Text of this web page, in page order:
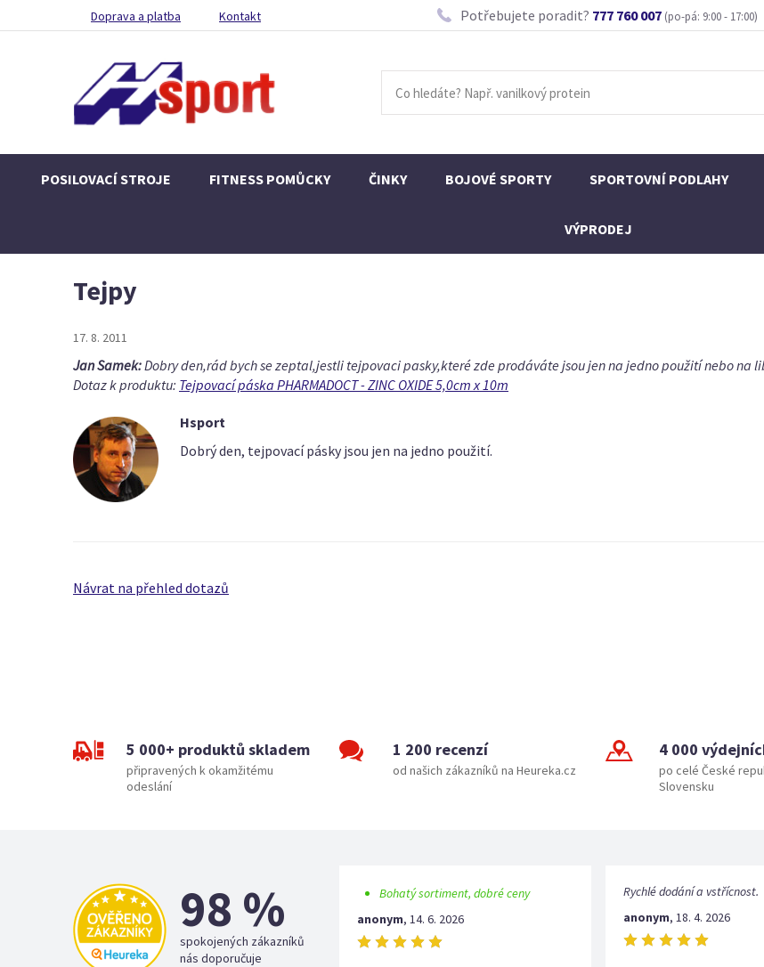
Doprava a platba Kontakt Potřebujete poradit? 777 760 007 (po-pá: 9:00 - 17:00)
POSILOVACÍ STROJE FITNESS POMŮCKY ČINKY BOJOVÉ SPORTY SPORTOVNÍ PODLAHY
VÝPRODEJ
Tejpy
17. 8. 2011
Jan Samek:Dobry den,rád bych se zeptal,jestli tejpovaci pasky,které zde prodáváte jsou jen na jedno použití nebo na
Dotaz k produktu: Tejpovací páska PHARMADOCT - ZINC OXIDE 5,0cm x 10m
Hsport
Dobrý den, tejpovací pásky jsou jen na jedno použití.
Návrat na přehled dotazů
5 000+ produktů skladem
připravených k okamžitému
odeslání
1 200 recenzí
od našich zákazníků na Heureka.cz
4 000
po celé České
Slovensku
98 %
spokojených zákazníků
nás doporučuje
Bohatý sortiment, dobré ceny
anonym, 14. 6. 2026
Rychlé dodání a vstřícnost.
anonym, 18. 4. 2026